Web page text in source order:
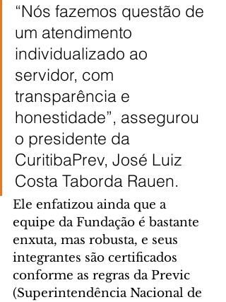
“Nós fazemos questão de
um atendimento
individualizado ao
servidor, com
transparência e
honestidade”, assegurou
o presidente da
CuritibaPrev, José Luiz
Costa Taborda Rauen.
Ele enfatizou ainda que a
equipe da Fundação é bastante
enxuta, mas robusta, e seus
integrantes são certificados
conforme as regras da Previc
(Superintendência Nacional de